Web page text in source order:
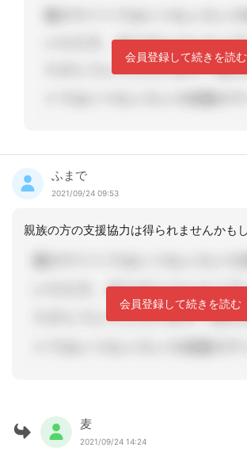
会員登録して続きを読む
ふまで
2021/09/24 09:53
会員登録して続きを読む
麦
2021/09/24 14:24